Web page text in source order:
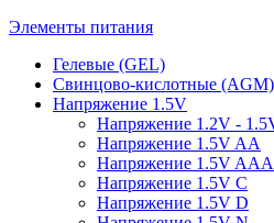
Элементы питания
Гелевые (GEL)
Свинцово-кислотные (AGM)
Напряжение 1.5V
Напряжение 1.2V -
Напряжение 1.5V AA
Напряжение 1.5V AAA
Напряжение 1.5V C
Напряжение 1.5V D